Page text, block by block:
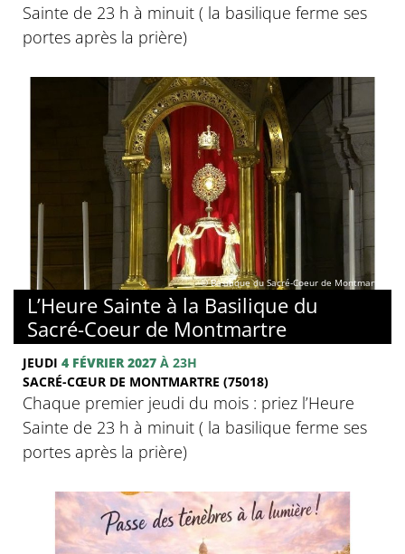
Sainte de 23 h à minuit ( la basilique ferme ses
portes après la prière)
© Basilique du Sacré-Coeur de Montmartre
L’Heure Sainte à la Basilique du
Sacré-Coeur de Montmartre
JEUDI 4 FÉVRIER 2027 À 23H
SACRÉ-CŒUR DE MONTMARTRE (75018)
Chaque premier jeudi du mois : priez l’Heure
Sainte de 23 h à minuit ( la basilique ferme ses
portes après la prière)